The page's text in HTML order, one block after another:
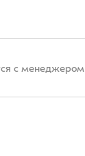
с менеджером